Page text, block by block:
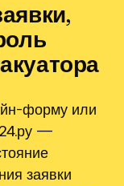
форму или
—
заявки